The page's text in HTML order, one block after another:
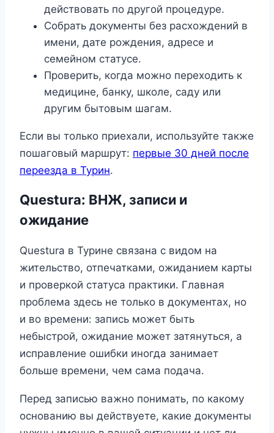
действовать по другой процедуре.
Собрать документы без расхождений в
имени, дате рождения, адресе и
семейном статусе.
Проверить, когда можно переходить к
медицине, банку, школе, саду или
другим бытовым шагам.
Если вы только приехали, используйте также
пошаговый маршрут: первые 30 дней после
переезда в Турин.
Questura: ВНЖ, записи и
ожидание
Questura в Турине связана с видом на
жительство, отпечатками, ожиданием карты
и проверкой статуса практики. Главная
проблема здесь не только в документах, но
и во времени: запись может быть
небыстрой, ожидание может затянуться, а
исправление ошибки иногда занимает
больше времени, чем сама подача.
Перед записью важно понимать, по какому
основанию вы действуете, какие документы